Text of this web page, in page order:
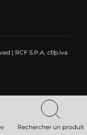
| RCF S.P.A. cf/p.iva
Rechercher un produit